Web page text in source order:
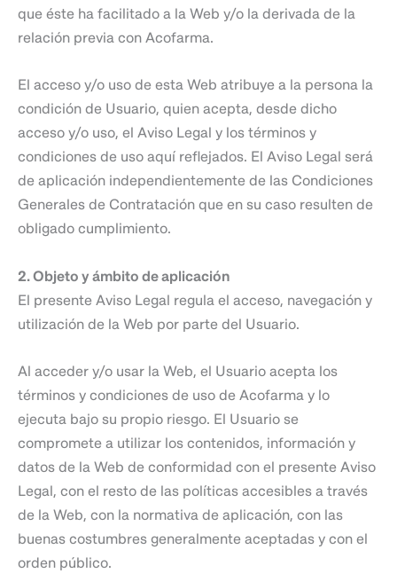
que éste ha facilitado a la Web y/o la derivada de la
relación previa con Acofarma.
El acceso y/o uso de esta Web atribuye a la persona la
condición de Usuario, quien acepta, desde dicho
acceso y/o uso, el Aviso Legal y los términos y
condiciones de uso aquí reflejados. El Aviso Legal será
de aplicación independientemente de las Condiciones
Generales de Contratación que en su caso resulten de
obligado cumplimiento.
2. Objeto y ámbito de aplicación
El presente Aviso Legal regula el acceso, navegación y
utilización de la Web por parte del Usuario.
Al acceder y/o usar la Web, el Usuario acepta los
términos y condiciones de uso de Acofarma y lo
ejecuta bajo su propio riesgo. El Usuario se
compromete a utilizar los contenidos, información y
datos de la Web de conformidad con el presente Aviso
Legal, con el resto de las políticas accesibles a través
de la Web, con la normativa de aplicación, con las
buenas costumbres generalmente aceptadas y con el
orden público.